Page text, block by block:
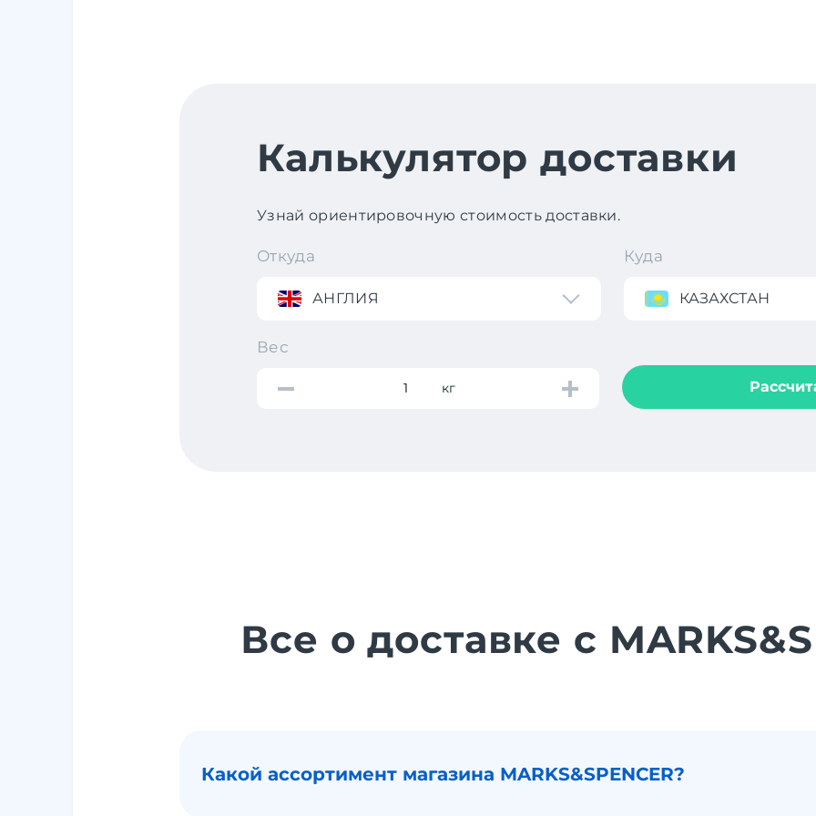
Калькулятор доставки
Узнай ориентировочную стоимость доставки.
Откуда
АНГЛИЯ
Куда
КАЗАХСТАН
Вес
кг
Все о доставке с
Какой ассортимент магазина MARKS&SPENCER?